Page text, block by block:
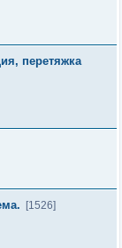
перетяжка
[1526]